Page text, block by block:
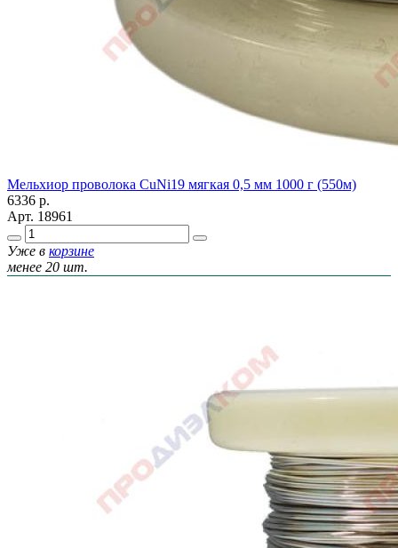
Мельхиор проволока CuNi19 мягкая 0,5 мм 1000 г (550м)
6336 р.
Арт. 18961
Уже в корзине
менее 20 шт.